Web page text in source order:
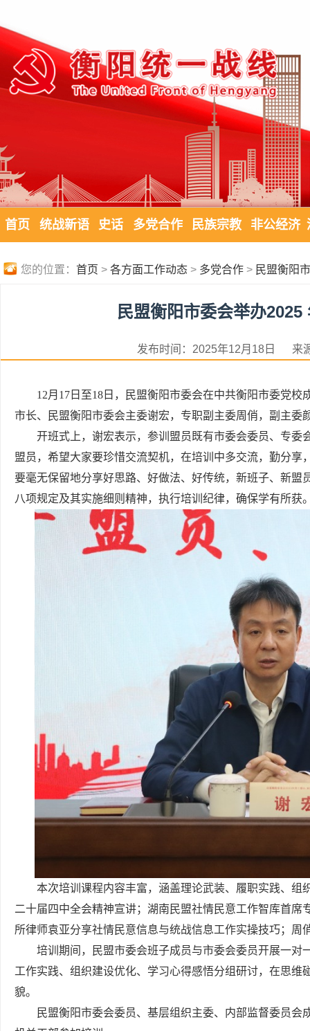
首页 统战新语 史话 多党合作 民族宗教 非公经济
您的位置： 首页 > 各方面工作动态 > 多党合作 > 民盟衡阳
民盟衡阳市委会举办
发布时间：2025年12月18日 来
12月17日至18日，民盟衡阳市委会在中共衡阳市委党
市长、民盟衡阳市委会主委谢宏，专职副主委周俏，副主委
开班式上，谢宏表示，参训盟员既有市委会委员、专
盟员，希望大家要珍惜交流契机，在培训中多交流，勤分
要毫无保留地分享好思路、好做法、好传统，新班子、新
八项规定及其实施细则精神，执行培训纪律，确保学有所获
本次培训课程内容丰富，涵盖理论武装、履职实践、
二十届四中全会精神宣讲；湖南民盟社情民意工作智库首
所律师袁亚分享社情民意信息与统战信息工作实操技巧；周
培训期间，民盟市委会班子成员与市委会委员开展一
工作实践、组织建设优化、学习心得感悟分组研讨，在思
貌。
民盟衡阳市委会委员、基层组织主委、内部监督委员